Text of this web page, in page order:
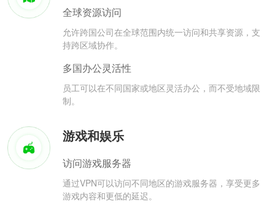
全球资源访问
允许跨国公司在全球范围内统一访问和共享资源，支
持跨区域协作。
多国办公灵活性
员工可以在不同国家或地区灵活办公，而不受地域限
制。
游戏和娱乐
访问游戏服务器
通过VPN可以访问不同地区的游戏服务器，享受更多
游戏内容和更低的延迟。